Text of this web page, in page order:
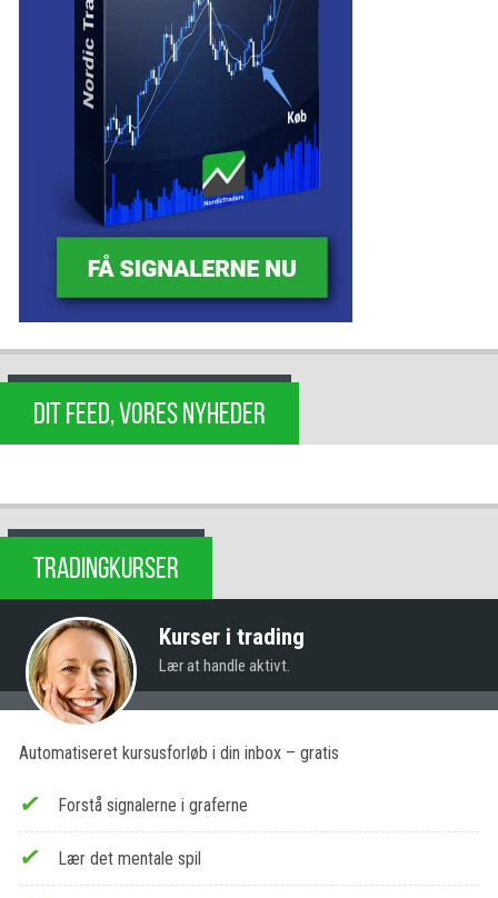
DIT FEED, VORES NYHEDER
TRADINGKURSER
Kurser i trading
Lær at handle aktivt.
Automatiseret kursusforløb i din inbox – gratis
Forstå signalerne i graferne
Lær det mentale spil